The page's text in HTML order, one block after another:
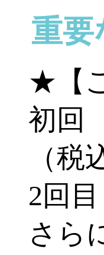
重要
★【
初回
（税
2回
さら